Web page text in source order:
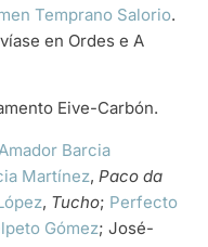
Temprano Salorio.
en Ordes e A
Eive-Carbón.
Amador Barcia
Martínez, Paco da
, Tucho; Perfecto
Gómez; José-